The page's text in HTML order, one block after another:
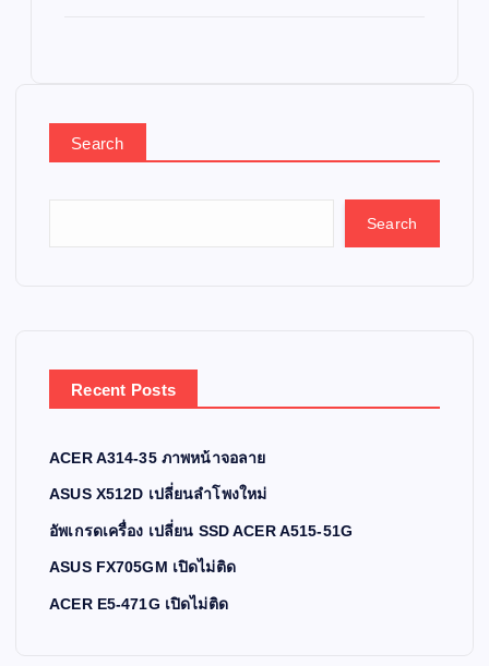
Search
Search
Recent Posts
ACER A314-35 ภาพหน้าจอลาย
ASUS X512D เปลี่ยนลำโพงใหม่
อัพเกรดเครื่อง เปลี่ยน SSD ACER A515-51G
ASUS FX705GM เปิดไม่ติด
ACER E5-471G เปิดไม่ติด